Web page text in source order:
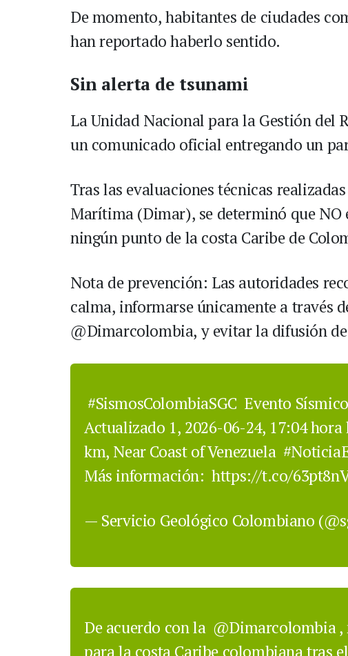
De momento, habitantes de ciudades
han reportado haberlo sentido.
Sin alerta de tsunami
La Unidad Nacional para la Gestión del
un comunicado oficial entregando un
Tras las evaluaciones técnicas
Marítima (Dimar), se determinó que NO
ningún punto de la costa Caribe de
Nota de prevención: Las autoridades
calma, informarse únicamente a través
@Dimarcolombia, y evitar la difusión
#SismosColombiaSGC Evento
Actualizado 1, 2026-06-24, 17:04
km, Near Coast of Venezuela
Más información: https://t.co/
— Servicio Geológico Colombiano
De acuerdo con la @Dimarcolombia,